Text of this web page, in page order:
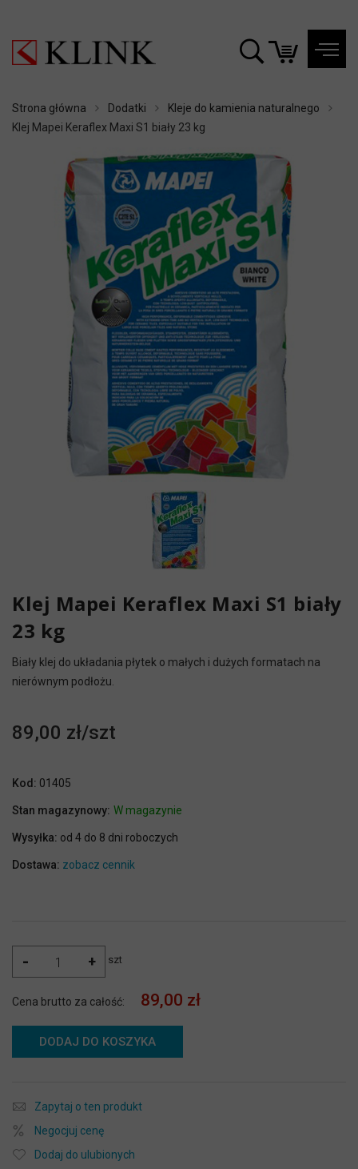
Strona główna Dodatki
Kleje do kamienia naturalnego
Klej Mapei Keraflex Maxi S1 biały 23 kg
Klej Mapei Keraflex Maxi S1 biały
23 kg
Biały klej do układania płytek o małych i dużych formatach na
nierównym podłożu.
89,00 zł
Kod: 01405
Stan magazynowy: W magazynie
Wysyłka: od 4 do 8 dni roboczych
Dostawa: zobacz cennik
- + szt
Cena brutto za całość: 89,00 zł
DODAJ DO KOSZYKA
Zapytaj o ten produkt
Negocjuj cenę
Dodaj do ulubionych